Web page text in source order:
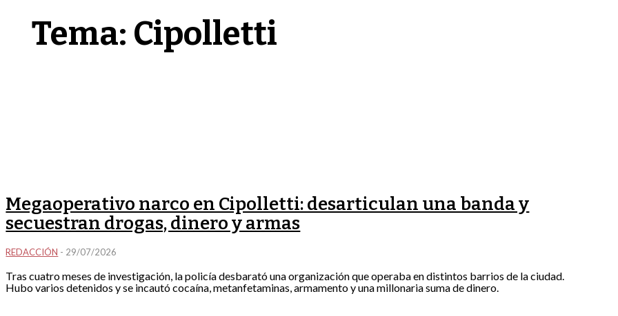
Tema: Cipolletti
Megaoperativo narco en Cipolletti: desarticulan una banda y
secuestran drogas, dinero y armas
REDACCIÓN - 29/07/2026
Tras cuatro meses de investigación, la policía desbarató una organización que operaba en distintos barrios de la ciudad.
Hubo varios detenidos y se incautó cocaína, metanfetaminas, armamento y una millonaria suma de dinero.